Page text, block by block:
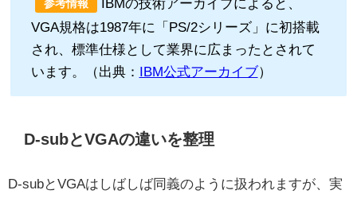
参考情報
VGA規格は1987年に「PS/2シリーズ」に初搭載
され、標準仕様として業界に広まったとされて
います。（出典： IBM公式アーカイブ）
D-subとVGAの違いを整理
D-subとVGAはしばしば同義のように扱われますが、実